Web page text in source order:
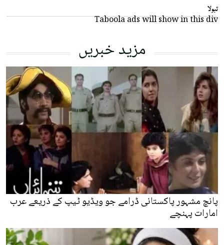
تبولا
Taboola ads will show in this div
مزید خبریں
پانچ مشہور پاکستانی ڈرامے جو ویڈیو ٹیپ کے ذریعے عرب
امارات پہنچے